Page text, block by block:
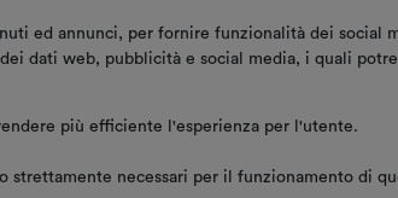
ed annunci, per fornire funzionalità dei social
dati web, pubblicità e social media, i quali
più efficiente l'esperienza per l'utente.
strettamente necessari per il funzionamento di